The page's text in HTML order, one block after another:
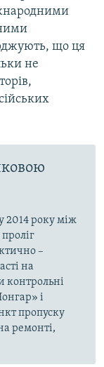
що ця
не
2014 року між
–
на
контрольні
і
пропуску
ремонті,